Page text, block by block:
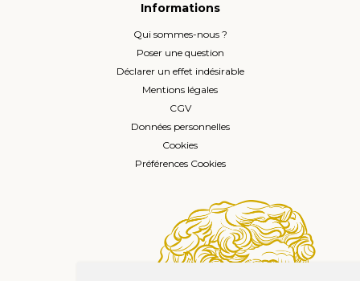
Informations
Qui sommes-nous ?
Poser une question
Déclarer un effet indésirable
Mentions légales
CGV
Données personnelles
Cookies
Préférences Cookies